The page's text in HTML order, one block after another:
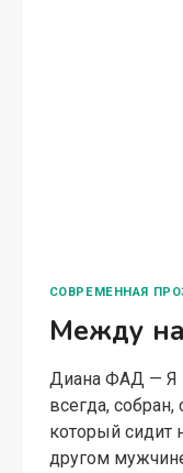
СОВРЕМЕННАЯ
Между
Диана ФАД — Я
всегда,
который сидит
другом